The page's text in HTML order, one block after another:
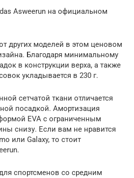
Asweerun на официальном
других моделей в этом ценовом
Благодаря минимальному
в конструкции верха, а также
укладывается в 230 г.
сетчатой ткани отличается
посадкой. Амортизация
EVA с ограниченным
снизу. Если вам не нравится
или Galaxy, то стоит
спортсменов со средним